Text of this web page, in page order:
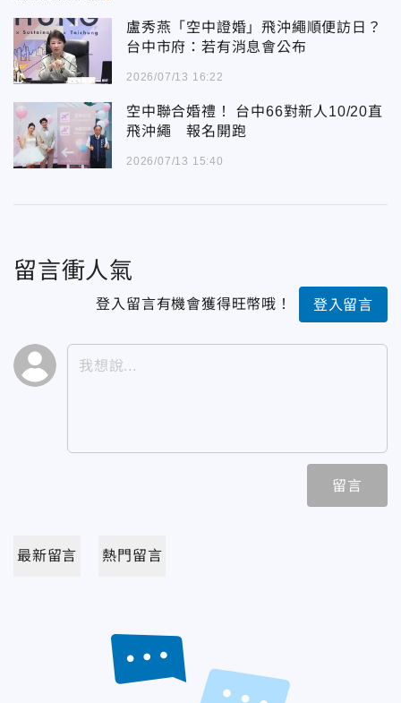
盧秀燕「空中證婚」飛沖繩順便訪日？
台中市府：若有消息會公布
2026/07/13 16:22
空中聯合婚禮！ 台中66對新人10/20直
飛沖繩 報名開跑
2026/07/13 15:40
留言衝人氣
登入留言有機會獲得旺幣哦！ 登入留言
留言
最新留言 熱門留言